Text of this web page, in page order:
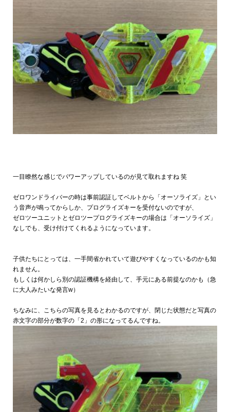
一目瞭然な感じでパワーアップしているのが見て取れますね 笑
ゼロワンドライバーの時は事前認証してベルトから「オーソライズ」とい
う音声が鳴ってからしか、プログライズキーを受付ないのですが、
ゼロツーユニットとゼロツープログライズキーの場合は「オーソライズ」
なしでも、受け付けてくれるようになっています。
子供たちにとっては、一手間省かれていて遊びやすくなっているのかも知
れません。
もしくは何かしら別の認証機構を経由して、手元にある前提なのかも（急
に大人みたいな発言w）
ちなみに、こちらの写真を見るとわかるのですが、閉じた状態だと写真の
赤文字の部分が数字の「2」の形になってるんですね。